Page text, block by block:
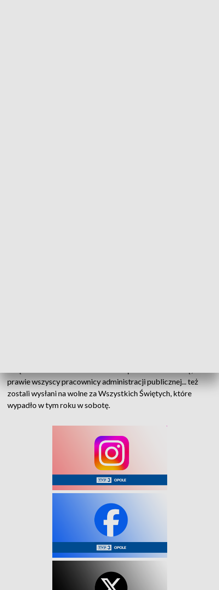
prawie wszyscy pracownicy administracji publicznej... też
zostali wysłani na wolne za Wszystkich Świętych, które
wypadło w tym roku w sobotę.